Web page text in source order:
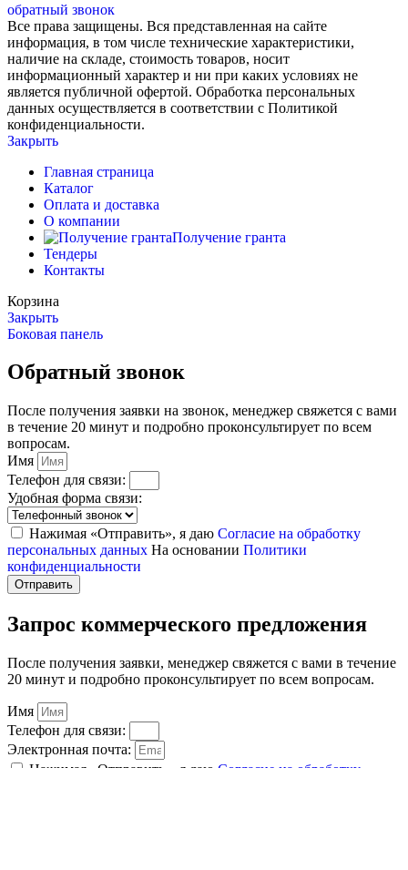
обратный звонок
Все права защищены. Вся представленная на сайте
информация, в том числе технические характеристики,
наличие на складе, стоимость товаров, носит
информационный характер и ни при каких условиях не
является публичной офертой. Обработка персональных
данных осуществляется в соответствии с Политикой
конфиденциальности.
Закрыть
Главная страница
Каталог
Оплата и доставка
О компании
Получение гранта
Тендеры
Контакты
Корзина
Закрыть
Боковая панель
Обратный звонок
После получения заявки на звонок, менеджер свяжется с вами
в течение 20 минут и подробно проконсультирует по всем
вопросам.
Имя
Телефон для связи:
Удобная форма связи:
Нажимая «Отправить», я даю Согласие на обработку
персональных данных На основании Политики
конфиденциальности
Отправить
Запрос коммерческого предложения
После получения заявки, менеджер свяжется с вами в течение
20 минут и подробно проконсультирует по всем вопросам.
Имя
Телефон для связи:
Электронная почта:
Нажимая «Отправить», я даю Согласие на обработку